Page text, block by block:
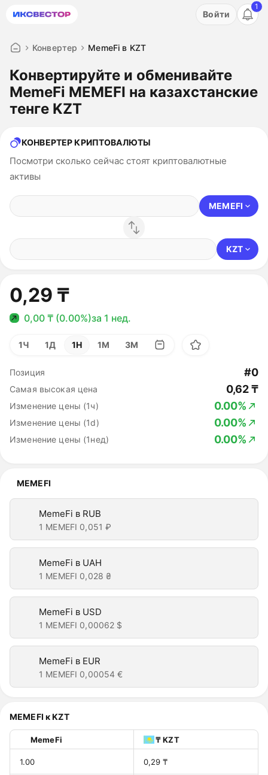
Акция: бесплатный пробный период на 3 дня!
Войти
1
Конвертер MemeFi в KZT
Конвертируйте и обменивайте
MemeFi MEMEFI на казахстанские
тенге KZT
КОНВЕРТЕР КРИПТОВАЛЮТЫ
Посмотри сколько сейчас стоят криптовалютные
активы
MEMEFI
KZT
0,29 ₸
0,00 ₸ (0.00%)за 1 нед.
1Ч 1Д 1Н 1М 3М
Позиция #0
Самая высокая цена 0,62 ₸
Изменение цены (1ч) 0.00%
Изменение цены (1d) 0.00%
Изменение цены (1нед) 0.00%
MEMEFI
MemeFi в RUB
1 MEMEFI 0,051 ₽
MemeFi в UAH
1 MEMEFI 0,028 ₴
MemeFi в USD
1 MEMEFI 0,00062 $
MemeFi в EUR
1 MEMEFI 0,00054 €
MEMEFI к KZT
MemeFi ₸ KZT
1.00 0,29 ₸